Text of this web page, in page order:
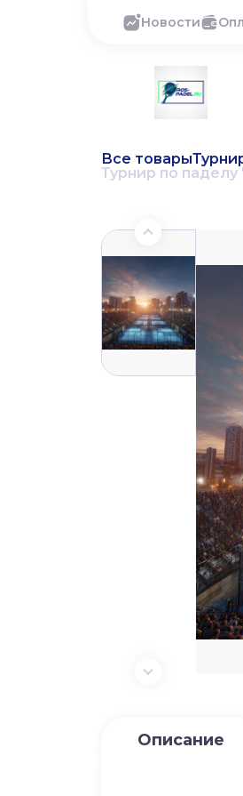
Новости
Все товары
Турнир по
Описание